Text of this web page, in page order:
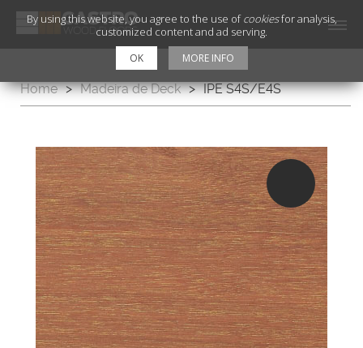
Home > Madeira de Deck > IPE S4S/E4S
By using this website, you agree to the use ofcookiesfor analysis,
customized content and ad serving.
OK MORE INFO